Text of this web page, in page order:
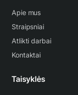
Apie mus
Straipsniai
Atlikti darbai
Kontaktai
Taisyklės